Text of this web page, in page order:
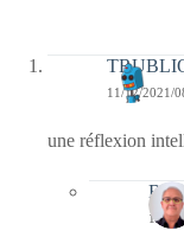
11/12/2021/
une réflexion
12/